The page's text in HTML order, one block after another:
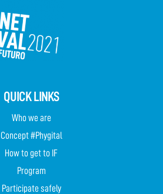
QUICK LINKS
Who we are
Concept #Phygital
How to get to IF
Program
Participate safely